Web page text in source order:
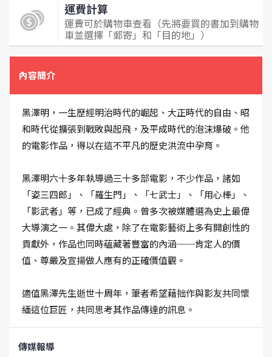
運費計算
運費可於購物車查看（先將要買的書加到購物
車並選擇「郵寄」和「目的地」）
內容簡介
黑澤明，一生歷經明治時代的崛起、大正時代的自由、昭
和時代從擴張到戰敗與起飛，及平成時代的泡沫爆破。他
的電影作品，得以在這不平凡的歷史洪流中孕育。
黑澤明六十多年執導過三十多部電影，不少作品，諸如
「姿三四郎」、「羅生門」、「七武士」、「用心棒」、
「影武者」等，已成了經典。曾多次被媒體選為史上最偉
大導演之一。其偉大處，除了在電影藝術上多有開創性的
貢獻外，作品也同時蘊藏著豐富的內涵──肯定人的價
值、尊嚴及宣揚做人應有的正確價值觀。
適值黑澤先生逝世十周年，筆者希望藉拙作與影友共同懷
緬這位巨匠，共同思考其作品傳達的訊息。
傳媒報導